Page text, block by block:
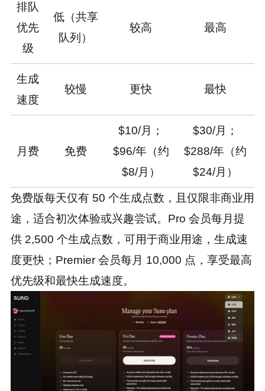
排队
优先
级
低（共享
队列）
较高 最高
生成
速度
较慢 更快 最快
月费 免费
$10/月；
$96/年（约
$8/月）
$30/月；
$288/年（约
$24/月）
免费版每天仅有 50 个生成点数，且仅限非商业用
途，适合初次体验或兴趣尝试。Pro 会员每月提
供 2,500 个生成点数，可用于商业用途，生成速
度更快；Premier 会员每月 10,000 点，享受最高
优先级和最快生成速度。